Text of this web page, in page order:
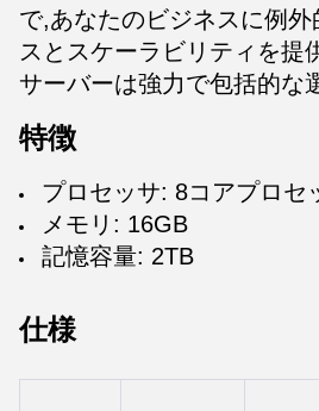
で,あなたのビジネスに例
スとスケーラビリティを提
サーバーは強力で包括的な
特徴
プロセッサ: 8コアプロセ
メモリ: 16GB
記憶容量: 2TB
仕様